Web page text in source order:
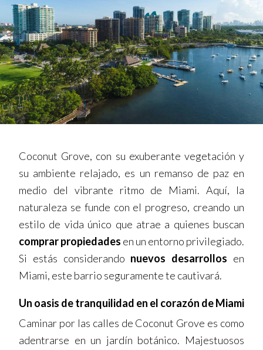
Coconut Grove, con su exuberante vegetación y
su ambiente relajado, es un remanso de paz en
medio del vibrante ritmo de Miami. Aquí, la
naturaleza se funde con el progreso, creando un
estilo de vida único que atrae a quienes buscan
comprar propiedades en un entorno privilegiado.
Si estás considerando nuevos desarrollos en
Miami, este barrio seguramente te cautivará.
Un oasis de tranquilidad en el corazón de Miami
Caminar por las calles de Coconut Grove es como
adentrarse en un jardín botánico. Majestuosos